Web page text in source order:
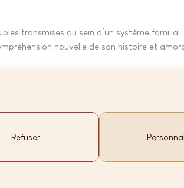
Refuser
transmises au sein d’un système familial.
nouvelle de son histoire et